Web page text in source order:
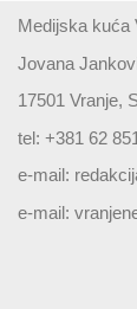
Medijska kuća
Jovana
17501 Vranje,
tel: +381 62
e-mail:
e-mail: